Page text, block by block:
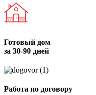
Готовый дом
за 30-90 дней
Работа по договору